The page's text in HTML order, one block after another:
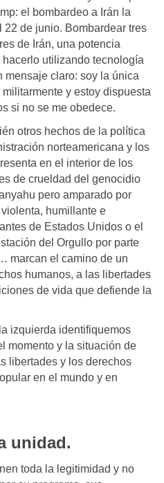
el bombardeo a Irán la
de junio. Bombardear tres
de Irán, una potencia
utilizando tecnología
mensaje claro: soy la única
y estoy dispuesta
si no se me obedece.
otros hechos de la política
norteamericana y los
en el interior de los
de crueldad del genocidio
pero amparado por
humillante e
de Estados Unidos o el
del Orgullo por parte
marcan el camino de un
humanos, a las libertades
de vida que defiende la
izquierda identifiquemos
momento y la situación de
libertades y los derechos
en el mundo y en
unidad.
toda la legitimidad y no